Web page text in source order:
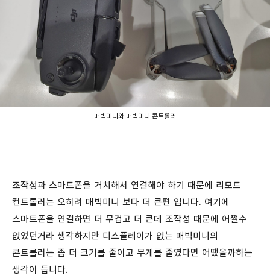
매빅미니와 매빅미니 콘트롤러
조작성과 스마트폰을 거치해서 연결해야 하기 때문에 리모트
컨트롤러는 오히려 매빅미니 보다 더 큰편 입니다. 여기에
스마트폰을 연결하면 더 무겁고 더 큰데 조작성 때문에 어쩔수
없었던거라 생각하지만 디스플레이가 없는 매빅미니의
콘트롤러는 좀 더 크기를 줄이고 무게를 줄였다면 어땠을까하는
생각이 듭니다.